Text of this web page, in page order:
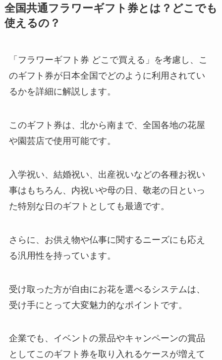
ジップトップはどこで売ってる？
で売ってる？ニトリや無印では？
割れないものやレンジ使用可能な
ってる？薬局や通販で買える？
袱紗はどこに売ってる？無印やロ
フトで購入できる？しまむらやド
ピドキサール販売中止？理由は？
した！
終了なの？使い方やレビューは？
全国共通フラワーギフト券とは？どこでも
使えるの？
「フラワーギフト券 どこで買える」を考慮し、こ
のギフト券が日本全国でどのように利用されてい
るかを詳細に解説します。
このギフト券は、北から南まで、全国各地の花屋
や園芸店で使用可能です。
入学祝い、結婚祝い、出産祝いなどの各種お祝い
事はもちろん、内祝いや母の日、敬老の日といっ
た特別な日のギフトとしても最適です。
さらに、お供え物や仏事に関するニーズにも応え
る汎用性を持っています。
受け取った方が自由にお花を選べるシステムは、
受け手にとって大変魅力的なポイントです。
企業でも、イベントの景品やキャンペーンの賞品
としてこのギフト券を取り入れるケースが増えて